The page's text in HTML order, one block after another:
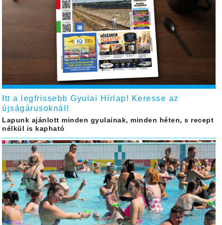
Itt a legfrissebb Gyulai Hírlap! Keresse az
újságárusoknál!
Lapunk ajánlott minden gyulainak, minden héten, s recept
nélkül is kapható